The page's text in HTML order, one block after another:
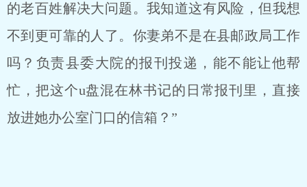
的老百姓解决大问题。我知道这有风险，但我想
不到更可靠的人了。你妻弟不是在县邮政局工作
吗？负责县委大院的报刊投递，能不能让他帮
忙，把这个u盘混在林书记的日常报刊里，直接
放进她办公室门口的信箱？”